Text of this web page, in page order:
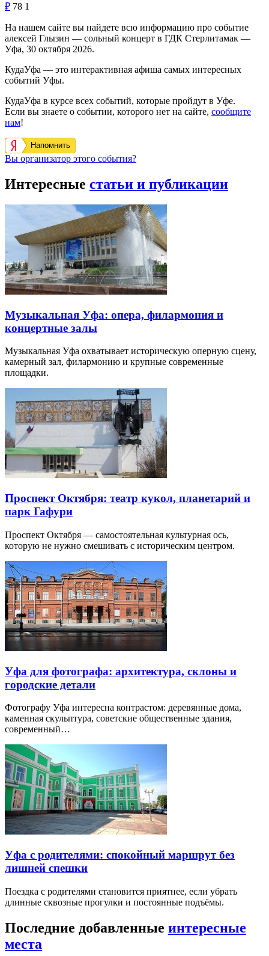
₽ 78 1
На нашем сайте вы найдете всю информацию про событие
алексей Глызин — сольный концерт в ГДК Стерлитамак —
Уфа, 30 октября 2026.
КудаУфа — это интерактивная афиша самых интересных
событий Уфы.
КудаУфа в курсе всех событий, которые пройдут в Уфе.
Если вы знаете о событии, которого нет на сайте, сообщите
нам!
Напомнить
Вы организатор этого события?
Интересные статьи и публикации
Музыкальная Уфа: опера, филармония и
концертные залы
Музыкальная Уфа охватывает историческую оперную сцену,
камерный зал, филармонию и крупные современные
площадки.
Проспект Октября: театр кукол, планетарий и
парк Гафури
Проспект Октября — самостоятельная культурная ось,
которую не нужно смешивать с историческим центром.
Уфа для фотографа: архитектура, склоны и
городские детали
Фотографу Уфа интересна контрастом: деревянные дома,
каменная скульптура, советские общественные здания,
современный…
Уфа с родителями: спокойный маршрут без
лишней спешки
Поездка с родителями становится приятнее, если убрать
длинные сквозные прогулки и постоянные подъёмы.
Последние добавленные интересные
места